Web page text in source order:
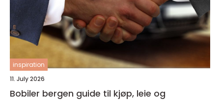
inspiration
11. July 2026
Bobiler bergen guide til kjøp, leie og